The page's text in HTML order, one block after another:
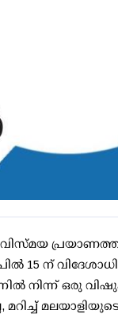
15 ന്
നിന്ന് ഒരു
മറിച്ച്